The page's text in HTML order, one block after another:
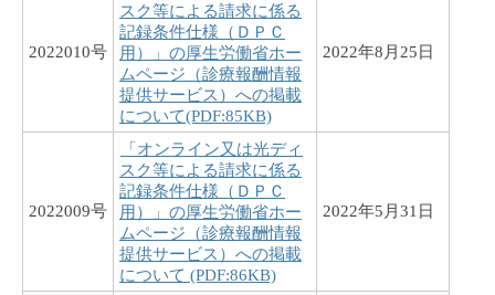
2022010号
スク等による請求に係る
記録条件仕様（ＤＰＣ
用）」の厚生労働省ホー
ムページ（診療報酬情報
提供サービス）への掲載
について(PDF:85KB)
2022年8月25日
2022009号
「オンライン又は光ディ
スク等による請求に係る
記録条件仕様（ＤＰＣ
用）」の厚生労働省ホー
ムページ（診療報酬情報
提供サービス）への掲載
について (PDF:86KB)
2022年5月31日